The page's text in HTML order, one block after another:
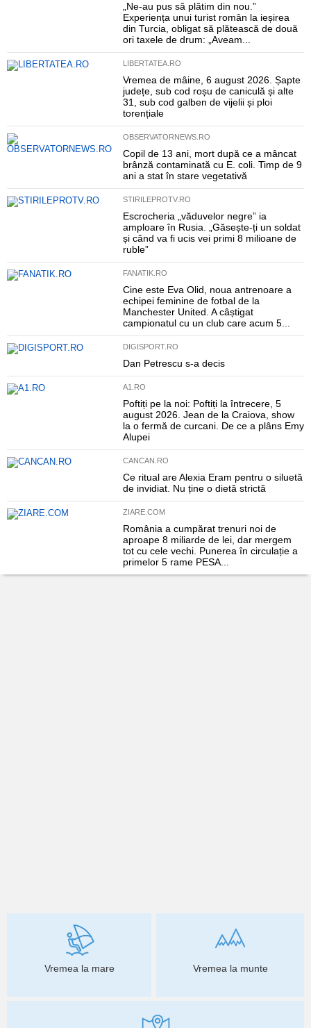
„Ne-au pus să plătim din nou.”
Experiența unui turist român la ieșirea
din Turcia, obligat să plătească de două
ori taxele de drum: „Aveam...
LIBERTATEA.RO
Vremea de mâine, 6 august 2026. Șapte
județe, sub cod roșu de caniculă și alte
31, sub cod galben de vijelii și ploi
torențiale
OBSERVATORNEWS.RO
Copil de 13 ani, mort după ce a mâncat
brânză contaminată cu E. coli. Timp de 9
ani a stat în stare vegetativă
STIRILEPROTV.RO
Escrocheria „văduvelor negre” ia
amploare în Rusia. „Găsește-ți un soldat
și când va fi ucis vei primi 8 milioane de
ruble”
FANATIK.RO
Cine este Eva Olid, noua antrenoare a
echipei feminine de fotbal de la
Manchester United. A câștigat
campionatul cu un club care acum 5...
DIGISPORT.RO
Dan Petrescu s-a decis
A1.RO
Poftiți pe la noi: Poftiți la întrecere, 5
august 2026. Jean de la Craiova, show
la o fermă de curcani. De ce a plâns Emy
Alupei
CANCAN.RO
Ce ritual are Alexia Eram pentru o siluetă
de invidiat. Nu ține o dietă strictă
ZIARE.COM
România a cumpărat trenuri noi de
aproape 8 miliarde de lei, dar mergem
tot cu cele vechi. Punerea în circulație a
primelor 5 rame PESA...
Vremea la mare Vremea la munte